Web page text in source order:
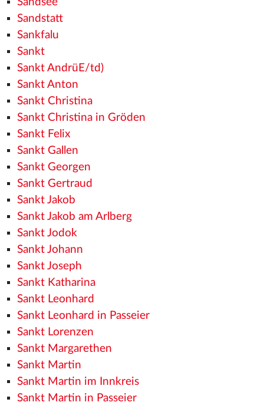
Sandstatt
Sankfalu
Sankt
Sankt AndrüE/td)
Sankt Anton
Sankt Christina
Sankt Christina in Gröden
Sankt Felix
Sankt Gallen
Sankt Georgen
Sankt Gertraud
Sankt Jakob
Sankt Jakob am Arlberg
Sankt Jodok
Sankt Johann
Sankt Joseph
Sankt Katharina
Sankt Leonhard
Sankt Leonhard in Passeier
Sankt Lorenzen
Sankt Margarethen
Sankt Martin
Sankt Martin im Innkreis
Sankt Martin in Passeier